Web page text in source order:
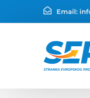
Email: